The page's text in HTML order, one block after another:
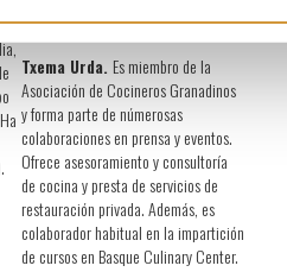
Txema Urda. Es miembro de la
Asociación de Cocineros Granadinos
y forma parte de númerosas
colaboraciones en prensa y eventos.
Ofrece asesoramiento y consultoría
de cocina y presta de servicios de
restauración privada. Además, es
colaborador habitual en la impartición
de cursos en Basque Culinary Center.